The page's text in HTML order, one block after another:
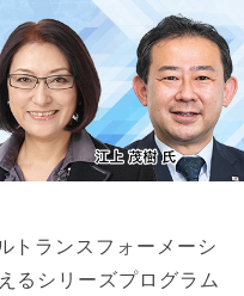
トランスフォーメーシ
るシリーズプログラム